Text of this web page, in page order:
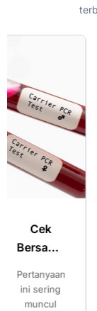
Hari
Lupus
Kenali
Gejala
Deteksi
Lupus:
Kenapa